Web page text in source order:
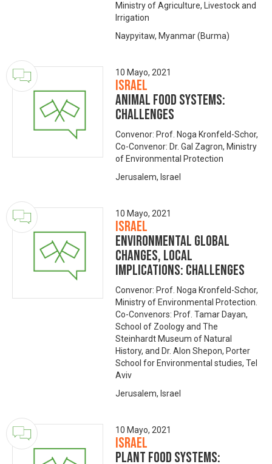
Ministry of Agriculture, Livestock and
Irrigation
Naypyitaw, Myanmar (Burma)
10 Mayo, 2021
Israel
Animal food systems:
challenges
Convenor: Prof. Noga Kronfeld-Schor,
Co-Convenor: Dr. Gal Zagron, Ministry
of Environmental Protection
Jerusalem, Israel
10 Mayo, 2021
Israel
Environmental global
changes, local
implications: challenges
Convenor: Prof. Noga Kronfeld-Schor,
Ministry of Environmental Protection.
Co-Convenors: Prof. Tamar Dayan,
School of Zoology and The
Steinhardt Museum of Natural
History, and Dr. Alon Shepon, Porter
School for Environmental studies, Tel
Aviv
Jerusalem, Israel
10 Mayo, 2021
Israel
Plant food systems: